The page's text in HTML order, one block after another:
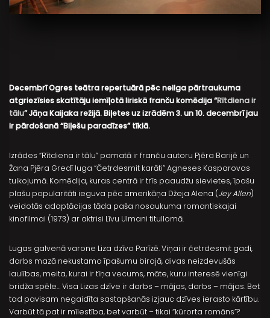
Decembrī Ogres teātra repertuārā pēc neilga pārtraukuma
atgriezīsies skatītāju iemīļotā liriskā franču komēdija “Rītdiena ir
tālu” Jāņa Kaijaka režijā. Biļetes uz izrādēm 3. un 10. decembrī jau
ir pārdošanā “Biļešu paradīzes” tīklā.
Izrādes “Rītdiena ir tālu” pamatā ir franču autoru Pjēra Barijē un
Žana Pjēra Gredī luga “Četrdesmit karāti” Agneses Kasparovas
tulkojumā. Komēdija, kuras centrā ir trīs paaudžu sievietes, īpašu
plašu popularitāti ieguva pēc amerikāņa Džeja Alena (Jey Allen)
veidotās adaptācijas tāda paša nosaukuma romantiskajai
kinofilmai (1973) ar aktrisi Līvu Ulmani titullomā.
Lugas galvenā varone Liza dzīvo Parīzē. Viņai ir četrdesmit gadi,
darbs mazā nekustamo īpašumu birojā, divas neizdevušās
laulības, meita, kurai ir tīņa vecums, māte, kuru interesē vienīgi
bridža spēle… Visa Lizas dzīve ir darbs – mājas, darbs – mājas. Bet
tad pavisam negaidīta sastapšanās izjauc dzīves ierasto kārtību.
Varbūt tā pat ir mīlestība, bet varbūt – tikai “kūrorta romāns”?